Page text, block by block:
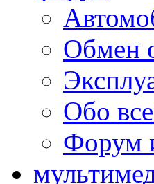
Обмен
Обо
Форум